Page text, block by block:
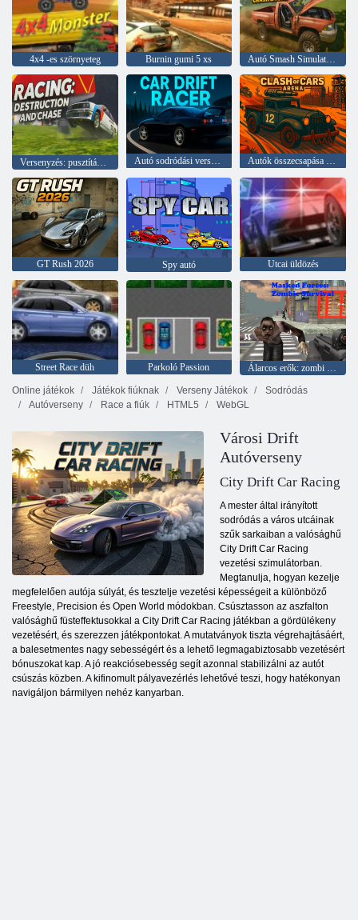
4x4 -es szörnyeteg Burnin gumi 5 xs Autó Smash Simulator Crash & Tune
Autó sodródási versenyző Autók összecsapása aréna
GT Rush 2026 Spy autó Utcai üldözés
Street Race düh Parkoló Passion
Álarcos erők: zombi túlélés
Online játékok
Játékok fiúknak Verseny Játékok
Sodródás
Autóverseny
Race a fiúk HTML5 WebGL
Városi Drift
Autóverseny
City Drift Car Racing
A mester által irányított
sodródás a város utcáinak
szűk sarkaiban a valósághű
City Drift Car Racing
vezetési szimulátorban.
Megtanulja, hogyan kezelje
megfelelően autója súlyát, és tesztelje vezetési képességeit a különböző
Freestyle, Precision és Open World módokban. Csúsztasson az aszfalton
valósághű füsteffektusokkal a City Drift Car Racing játékban a gördülékeny
vezetésért, és szerezzen játékpontokat. A mutatványok tiszta végrehajtásáért,
a balesetmentes nagy sebességért és a lehető legmagabiztosabb vezetésért
bónuszokat kap. A jó reakciósebesség segít azonnal stabilizálni az autót
csúszás közben. A kifinomult pályavezérlés lehetővé teszi, hogy hatékonyan
navigáljon bármilyen nehéz kanyarban.